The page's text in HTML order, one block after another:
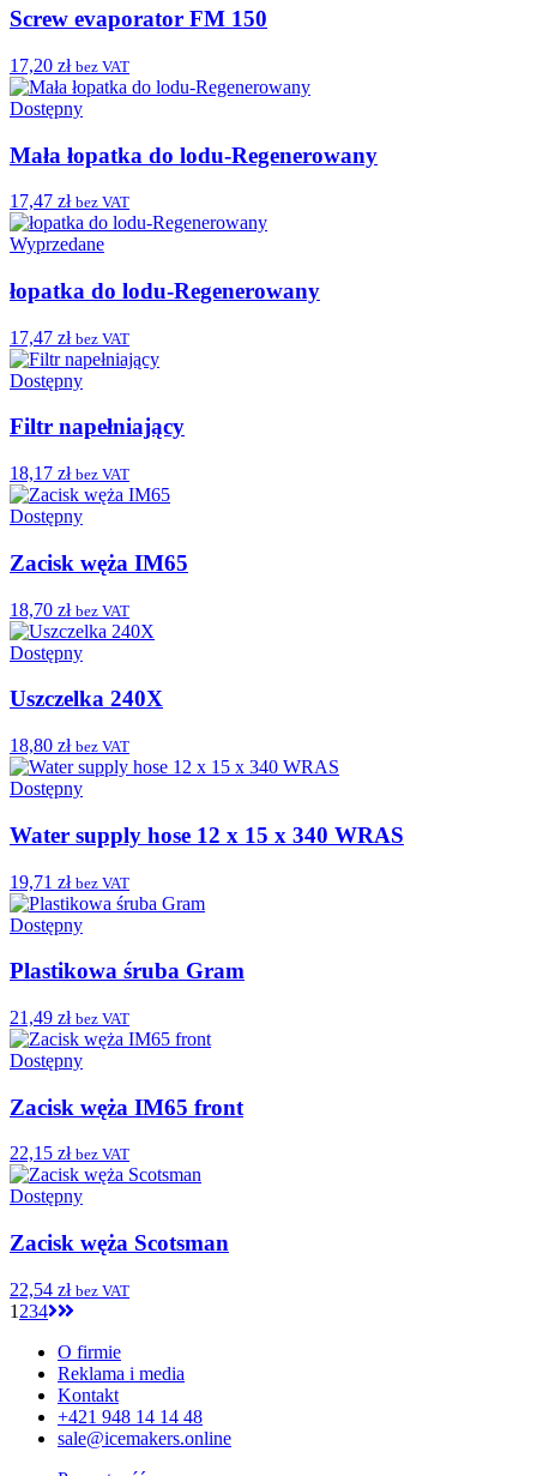
Screw evaporator FM 150
17,20 zł bez VAT
Dostępny
Mała łopatka do lodu-Regenerowany
17,47 zł bez VAT
Wyprzedane
łopatka do lodu-Regenerowany
17,47 zł bez VAT
Dostępny
Filtr napełniający
18,17 zł bez VAT
Dostępny
Zacisk węża IM65
18,70 zł bez VAT
Dostępny
Uszczelka 240X
18,80 zł bez VAT
Dostępny
Water supply hose 12 x 15 x 340 WRAS
19,71 zł bez VAT
Dostępny
Plastikowa śruba Gram
21,49 zł bez VAT
Dostępny
Zacisk węża IM65 front
22,15 zł bez VAT
Dostępny
Zacisk węża Scotsman
22,54 zł bez VAT
1 234
O firmie
Reklama i media
Kontakt
+421 948 14 14 48
sale@icemakers.online